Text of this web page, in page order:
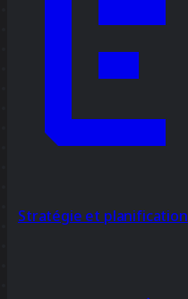
Stratégie et planification